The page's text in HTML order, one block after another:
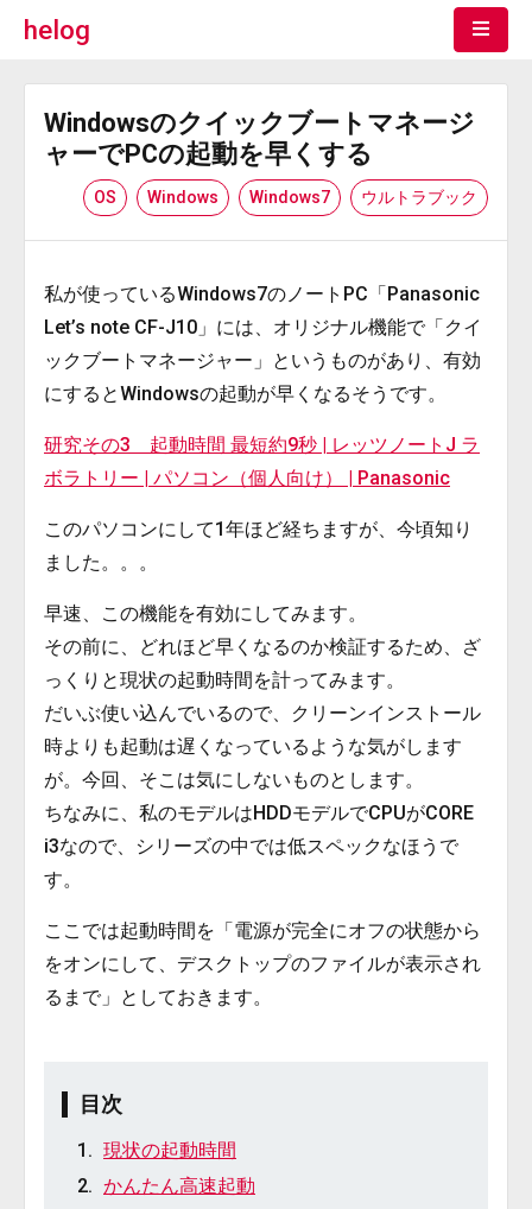
helog
Windowsのクイックブートマネージ
ャーでPCの起動を早くする
OS Windows Windows7 ウルトラブック
私が使っているWindows7のノートPC「Panasonic
Let’s note CF-J10」には、オリジナル機能で「クイ
ックブートマネージャー」というものがあり、有効
にするとWindowsの起動が早くなるそうです。
研究その3 起動時間 最短約9秒 | レッツノートJ ラ
ボラトリー | パソコン（個人向け） | Panasonic
このパソコンにして1年ほど経ちますが、今頃知り
ました。。。
早速、この機能を有効にしてみます。
その前に、どれほど早くなるのか検証するため、ざ
っくりと現状の起動時間を計ってみます。
だいぶ使い込んでいるので、クリーンインストール
時よりも起動は遅くなっているような気がします
が。今回、そこは気にしないものとします。
ちなみに、私のモデルはHDDモデルでCPUがCORE
i3なので、シリーズの中では低スペックなほうで
す。
ここでは起動時間を「電源が完全にオフの状態から
をオンにして、デスクトップのファイルが表示され
るまで」としておきます。
目次
現状の起動時間
かんたん高速起動